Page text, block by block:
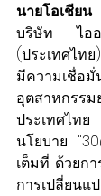
นายโอเชีย
บริษัท ไอ
(ประเทศไท
มีความเชื่อ
อุตสาหกรร
ประเทศไ
นโยบาย
เต็มที่ ด้วยก
การเปลี่ยนแ